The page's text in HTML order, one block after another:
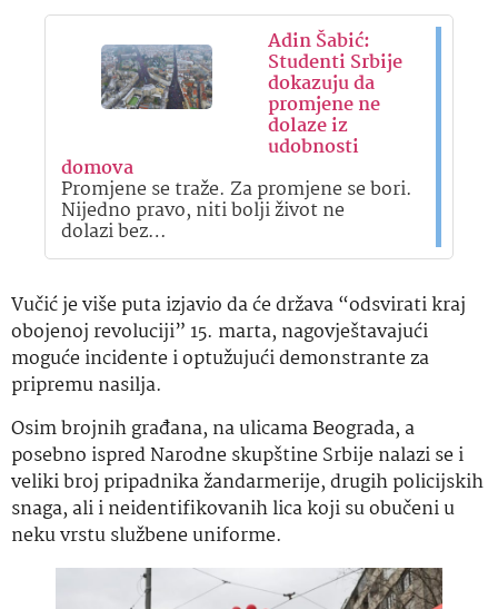
Adin Šabić:
Studenti Srbije
dokazuju da
promjene ne
dolaze iz
udobnosti
domova
Promjene se traže. Za promjene se bori.
Nijedno pravo, niti bolji život ne
dolazi bez…
Vučić je više puta izjavio da će država “odsvirati kraj
obojenoj revoluciji” 15. marta, nagovještavajući
moguće incidente i optužujući demonstrante za
pripremu nasilja.
Osim brojnih građana, na ulicama Beograda, a
posebno ispred Narodne skupštine Srbije nalazi se i
veliki broj pripadnika žandarmerije, drugih policijskih
snaga, ali i neidentifikovanih lica koji su obučeni u
neku vrstu službene uniforme.